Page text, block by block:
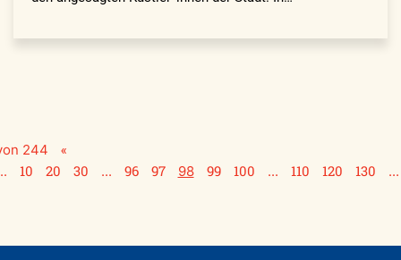
244 «
10 20 30 ... 96 97 98 99 100 ... 110 120 130 ...